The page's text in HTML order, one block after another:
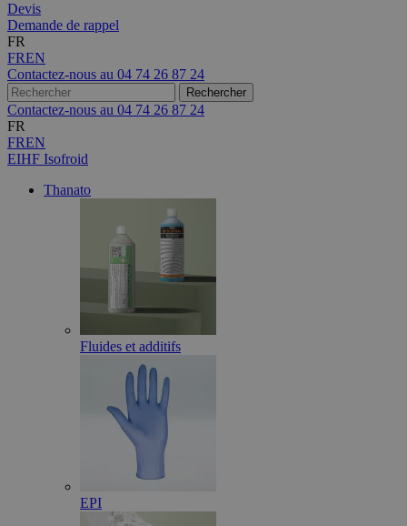
Devis
Demande de rappel
FR
FREN
Contactez-nous au 04 74 26 87 24
Contactez-nous au 04 74 26 87 24
FR
FREN
EIHF Isofroid
Thanato
Fluides et additifs
EPI